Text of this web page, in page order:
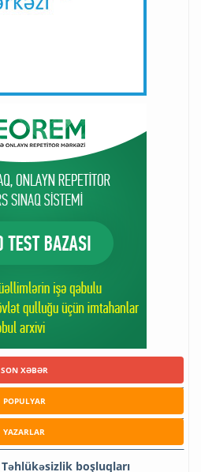
SON XƏBƏR
POPULYAR
YAZARLAR
Təhlükəsizlik boşluqları